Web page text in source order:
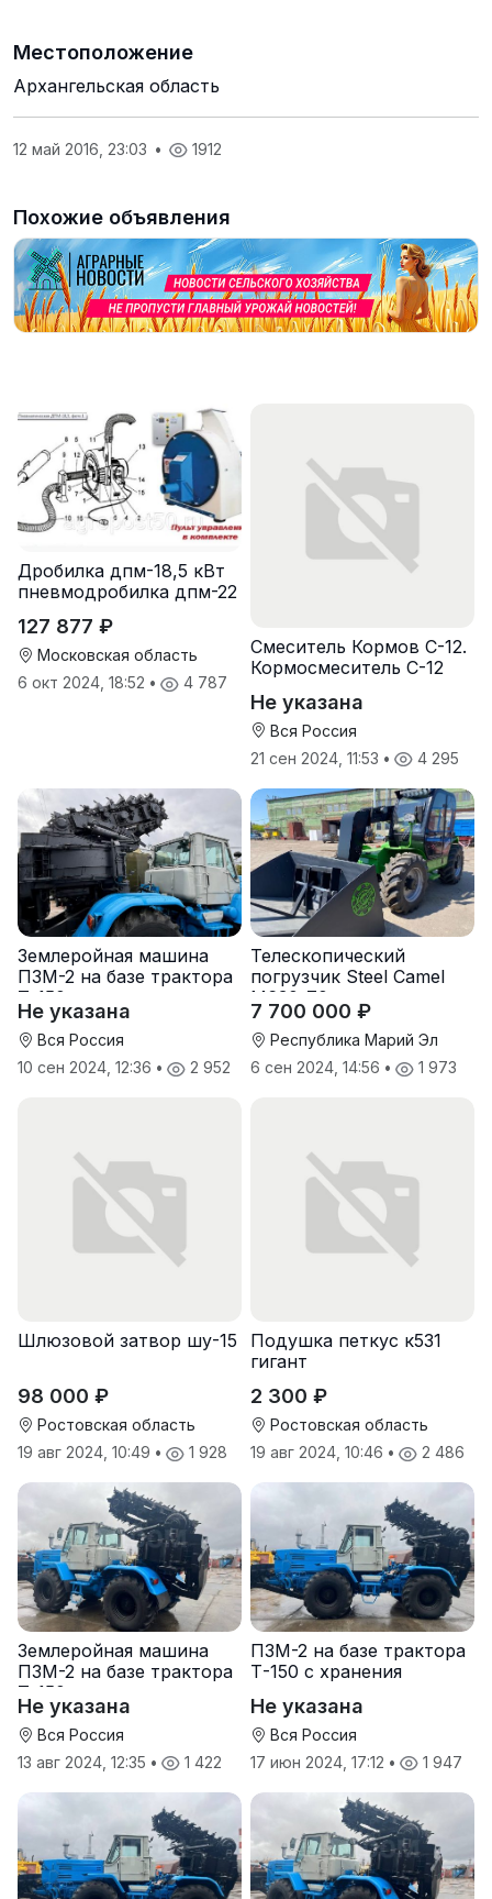
Местоположение
Архангельская область
12 май 2016, 23:03 • 1912
Похожие объявления
Дробилка дпм-18,5 кВт
пневмодробилка дпм-22
127 877 ₽
Московская область
6 окт 2024, 18:52 • 4 787
Смеситель Кормов С-12.
Кормосмеситель С-12
Не указана
Вся Россия
21 сен 2024, 11:53 • 4 295
Землеройная машина
ПЗМ-2 на базе трактора
Т-150 с хранения
Не указана
Вся Россия
10 сен 2024, 12:36 • 2 952
Телескопический
погрузчик Steel Camel
M630-70
7 700 000 ₽
Республика Марий Эл
6 сен 2024, 14:56 • 1 973
Шлюзовой затвор шу-15
98 000 ₽
Ростовская область
19 авг 2024, 10:49 • 1 928
Подушка петкус к531
гигант
2 300 ₽
Ростовская область
19 авг 2024, 10:46 • 2 486
Землеройная машина
ПЗМ-2 на базе трактора
Т-150
Не указана
Вся Россия
13 авг 2024, 12:35 • 1 422
ПЗМ-2 на базе трактора
Т-150 с хранения
Не указана
Вся Россия
17 июн 2024, 17:12 • 1 947